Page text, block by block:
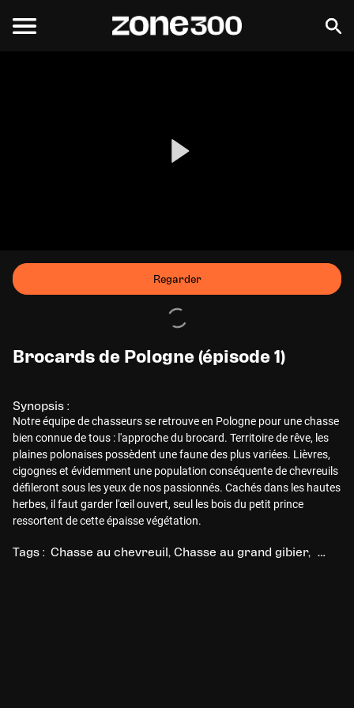
Regarder
Brocards de Pologne (épisode 1)
Synopsis :
Notre équipe de chasseurs se retrouve en Pologne pour une chasse
bien connue de tous : l'approche du brocard. Territoire de rêve, les
plaines polonaises possèdent une faune des plus variées. Lièvres,
cigognes et évidemment une population conséquente de chevreuils
défileront sous les yeux de nos passionnés. Cachés dans les hautes
herbes, il faut garder l'œil ouvert, seul les bois du petit prince
ressortent de cette épaisse végétation.
Tags : Chasse au chevreuil Chasse au grand gibier